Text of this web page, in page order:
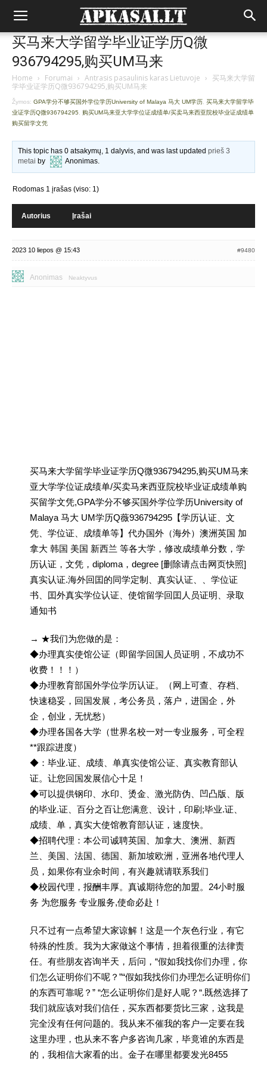
买马来大学留学毕业证学历Q微
936794295,购买UM马来
Home › Forumai › Antrasis pasaulinis karas Lietuvoje › 买马来大学留
学毕业证学历Q微936794295,购买UM马来
Žymos: GPA学分不够买国外学位学历University of Malaya 马大 UM学历 买马来大学留学毕
业证学历Q微936794295
购买UM马来亚大学学位证成绩单/买卖马来西亚院校毕业证成绩单
购买留学文凭
This topic has 0 atsakymų, 1 dalyvis, and was last updatedprieš 3
metai by Anonimas.
Rodomas 1 įrašas (viso: 1)
Autorius Įrašai
2023 10 liepos @ 15:43 #9480
Anonimas Neaktyvus
买马来大学留学毕业证学历Q微936794295,购买UM马来
亚大学学位证成绩单/买卖马来西亚院校毕业证成绩单购
买留学文凭,GPA学分不够买国外学位学历University of
Malaya 马大 UM学历Q薇936794295【学历认证、文
凭、学位证、成绩单等】代办国外（海外）澳洲英国 加
拿大 韩国 美国 新西兰 等各大学，修改成绩单分数，学
历认证，文凭，diploma，degree [删除请点击网页快照]
真实认证.海外回囯的同学定制、真实认证、、学位证
书、囯外真实学位认证、使馆留学回囯人员证明、录取
通知书
→ ★我们为您做的是：
◆办理真实使馆公证（即留学回国人员证明，不成功不
收费！！！）
◆办理教育部国外学位学历认证。（网上可查、存档、
快速稳妥，回国发展，考公务员，落户，进国企，外
企，创业，无忧愁）
◆办理各国各大学（世界名校一对一专业服务，可全程
**跟踪进度）
◆：毕业.证、成绩、单真实使馆公证、真实教育部认
证。让您回国发展信心十足！
◆可以提供钢印、水印、烫金、激光防伪、凹凸版、版
的毕业.证、百分之百让您满意、设计，印刷;毕业.证、
成绩、单，真实大使馆教育部认证，速度快。
◆招聘代理：本公司诚聘英国、加拿大、澳洲、新西
兰、美国、法国、德国、新加坡欧洲，亚洲各地代理人
员，如果你有业余时间，有兴趣就请联系我们
◆校园代理，报酬丰厚。真诚期待您的加盟。24小时服
务 为您服务 专业服务,使命必赴！
只不过有一点希望大家谅解！这是一个灰色行业，有它
特殊的性质。我为大家做这个事情，担着很重的法律责
任。有些朋友咨询半天，后问，“假如我找你们办理，你
们怎么证明你们不呢？”“假如我找你们办理怎么证明你们
的东西可靠呢？” “怎么证明你们是好人呢？“.既然选择了
我们就应该对我们信任，买东西都要货比三家，这我是
完全没有任何问题的。我从来不催我的客户一定要在我
这里办理，也从来不客户多咨询几家，毕竟谁的东西是
的，我相信大家看的出。金子在哪里都要发光8455